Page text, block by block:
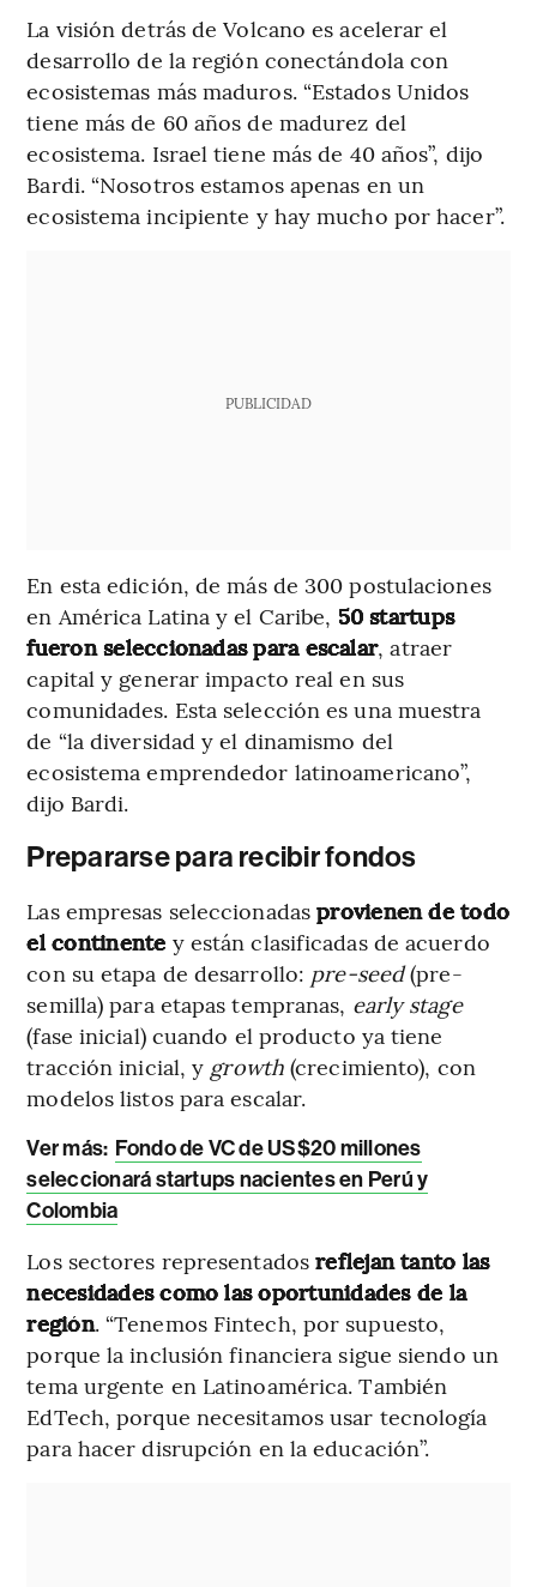
La visión detrás de Volcano es acelerar el
desarrollo de la región conectándola con
ecosistemas más maduros. “Estados Unidos
tiene más de 60 años de madurez del
ecosistema. Israel tiene más de 40 años”, dijo
Bardi. “Nosotros estamos apenas en un
ecosistema incipiente y hay mucho por hacer”.
PUBLICIDAD
En esta edición, de más de 300 postulaciones
en América Latina y el Caribe, 50 startups
fueron seleccionadas para escalar, atraer
capital y generar impacto real en sus
comunidades. Esta selección es una muestra
de “la diversidad y el dinamismo del
ecosistema emprendedor latinoamericano”,
dijo Bardi.
Prepararse para recibir fondos
Las empresas seleccionadasprovienen de todo
el continente y están clasificadas de acuerdo
con su etapa de desarrollo: pre-seed(pre-
semilla) para etapas tempranas, early stage
(fase inicial) cuando el producto ya tiene
tracción inicial, y growth(crecimiento), con
modelos listos para escalar.
Ver más: Fondo de VC de US$20 millones
seleccionará startups nacientes en Perú y
Colombia
Los sectores representadosreflejan tanto las
necesidades como las oportunidades de la
región. “Tenemos Fintech, por supuesto,
porque la inclusión financiera sigue siendo un
tema urgente en Latinoamérica. También
EdTech, porque necesitamos usar tecnología
para hacer disrupción en la educación”.